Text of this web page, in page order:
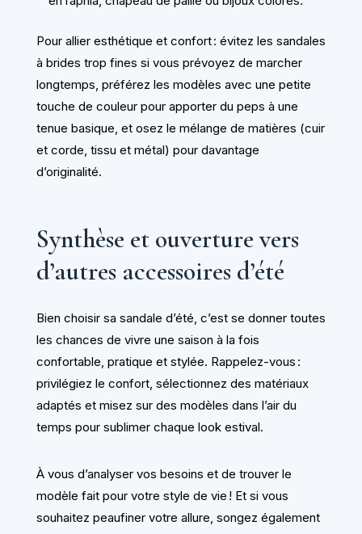
Pour allier esthétique et confort : évitez les sandales
à brides trop fines si vous prévoyez de marcher
longtemps, préférez les modèles avec une petite
touche de couleur pour apporter du peps à une
tenue basique, et osez le mélange de matières (cuir
et corde, tissu et métal) pour davantage
d’originalité.
Synthèse et ouverture vers
d’autres accessoires d’été
Bien choisir sa sandale d’été, c’est se donner toutes
les chances de vivre une saison à la fois
confortable, pratique et stylée. Rappelez-vous :
privilégiez le confort, sélectionnez des matériaux
adaptés et misez sur des modèles dans l’air du
temps pour sublimer chaque look estival.
À vous d’analyser vos besoins et de trouver le
modèle fait pour votre style de vie ! Et si vous
souhaitez peaufiner votre allure, songez également